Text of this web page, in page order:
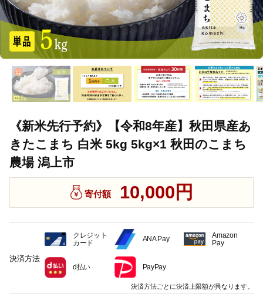
《新米先行予約》【令和8年産】秋田県産あ
きたこまち 白米 5kg 5kg×1 秋田のこまち
農場 潟上市
寄付額 10,000円
決済方法
クレジット
カード
ANA Pay
Amazon
Pay
d払い PayPay
決済方法ごとに決済上限額が異なります。